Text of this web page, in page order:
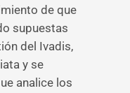
de que
supuestas
del Ivadis,
y se
analice los